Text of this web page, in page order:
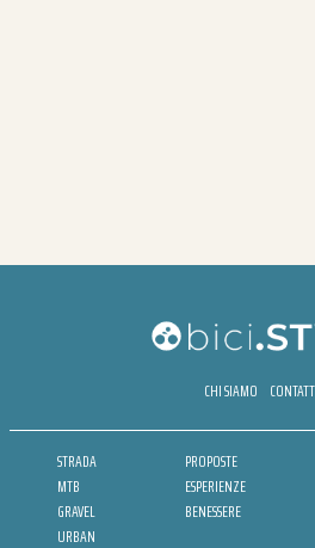
CHI SIAMO
STRADA
MTB
GRAVEL
URBAN
PROPOSTE
ESPERIENZE
BENESSERE